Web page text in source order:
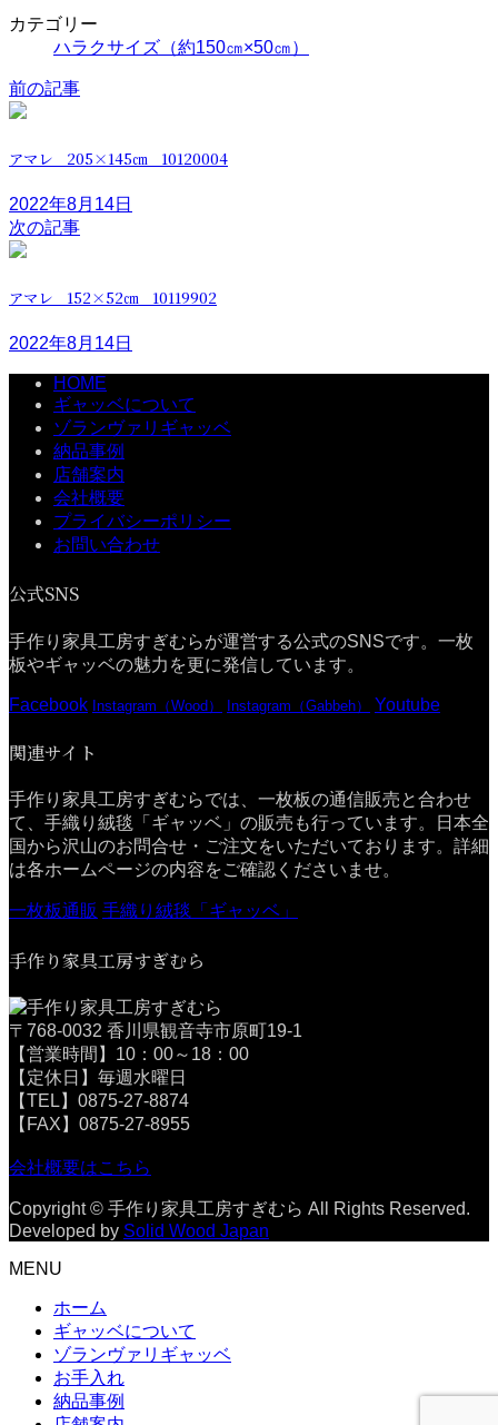
カテゴリー
ハラクサイズ（約150㎝×50㎝）
前の記事
アマレ 205×145㎝ 10120004
2022年8月14日
次の記事
アマレ 152×52㎝ 10119902
2022年8月14日
HOME
ギャッベについて
ゾランヴァリギャッベ
納品事例
店舗案内
会社概要
プライバシーポリシー
お問い合わせ
公式SNS
手作り家具工房すぎむらが運営する公式のSNSです。一枚
板やギャッベの魅力を更に発信しています。
Facebook Instagram（Wood） Instagram（Gabbeh） Youtube
関連サイト
手作り家具工房すぎむらでは、一枚板の通信販売と合わせ
て、手織り絨毯「ギャッベ」の販売も行っています。日本全
国から沢山のお問合せ・ご注文をいただいております。詳細
は各ホームページの内容をご確認くださいませ。
一枚板通販 手織り絨毯「ギャッベ」
手作り家具工房すぎむら
〒768-0032 香川県観音寺市原町19-1
【営業時間】10：00～18：00
【定休日】毎週水曜日
【TEL】0875-27-8874
【FAX】0875-27-8955
会社概要はこちら
Copyright © 手作り家具工房すぎむら All Rights Reserved.
Developed by Solid Wood Japan
MENU
ホーム
ギャッベについて
ゾランヴァリギャッベ
お手入れ
納品事例